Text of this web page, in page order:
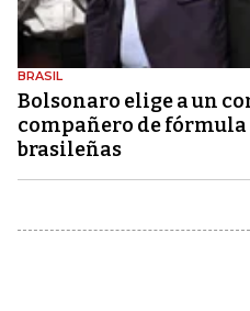
BRASIL
Bolsonaro elige a un
compañero de fórmula
brasileñas